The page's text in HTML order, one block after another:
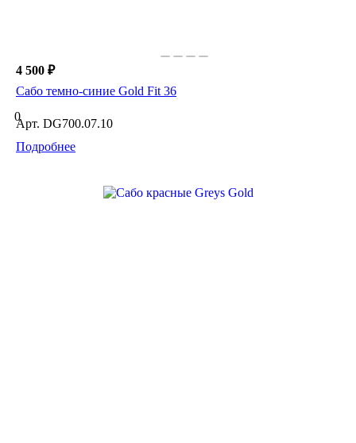
4 500 ₽
Сабо темно-синие Gold Fit 36
0
Арт. DG700.07.10
Подробнее